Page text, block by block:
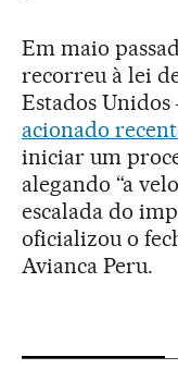
Em maio
recorreu à lei
Estados
acionado
iniciar um
alegando “a
escalada do
oficializou o
Avianca Peru.